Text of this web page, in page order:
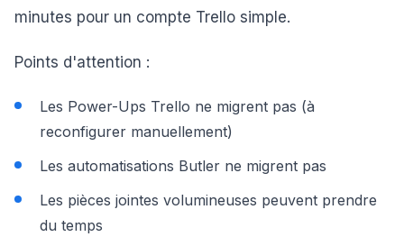
minutes pour un compte Trello simple.
Points d'attention :
Les Power-Ups Trello ne migrent pas (à
reconfigurer manuellement)
Les automatisations Butler ne migrent pas
Les pièces jointes volumineuses peuvent prendre
du temps